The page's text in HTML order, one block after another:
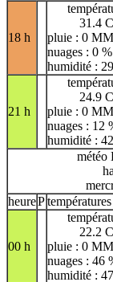
18 h
31.4 C
pluie : 0 MM
nuages : 0 %
humidité :
21 h
24.9 C
pluie : 0 MM
nuages : 12
humidité :
heureP
00 h
22.2 C
pluie : 0 MM
nuages : 46
humidité :